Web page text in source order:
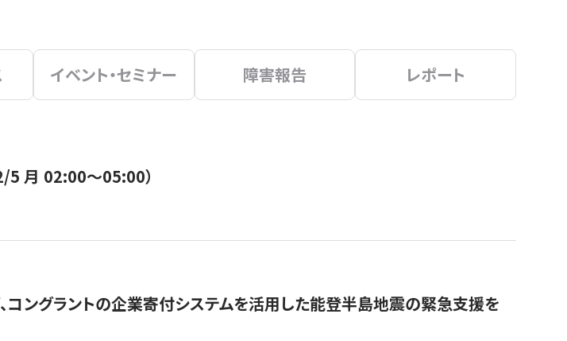
イベント・セミナー 障害報告 レポート
5 月 02:00〜05:00）
コングラントの企業寄付システムを活用した能登半島地震の緊急支援を